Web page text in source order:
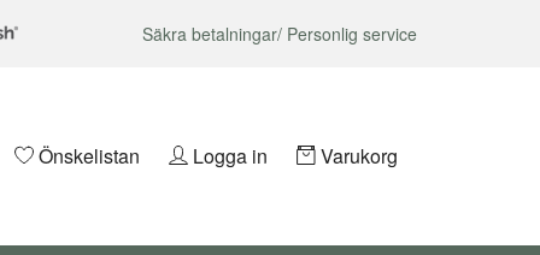
Säkra betalningar/ Personlig service
Önskelistan Logga in Varukorg